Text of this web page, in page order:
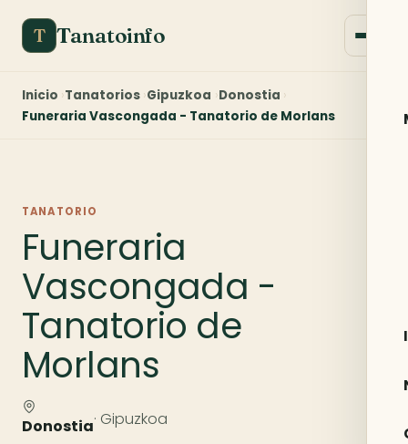
T Tanatoinfo
Inicio Tanatorios Gipuzkoa Donostia
Funeraria Vascongada - Tanatorio de Morlans
TANATORIO
Funeraria
Vascongada -
Tanatorio de
Morlans
Donostia· Gipuzkoa